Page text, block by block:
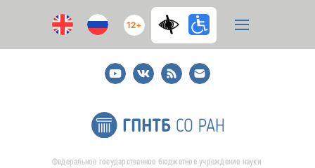
12+
YoutubeВКонтакте
RSS
E-
mail
подписка
Федеральное государственное бюджетное учреждение науки